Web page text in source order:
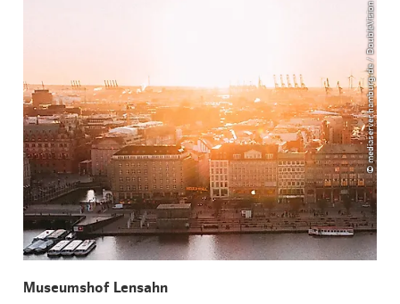
© mediaserver.hamburg.de / DoubleVision
Museumshof Lensahn